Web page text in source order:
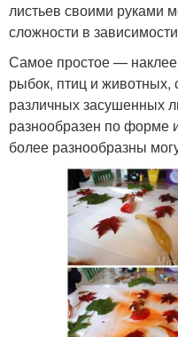
листьев своими руками
сложности в
Самое простое —
рыбок, птиц и
различных засушенных
разнообразен по форме
более разнообразны